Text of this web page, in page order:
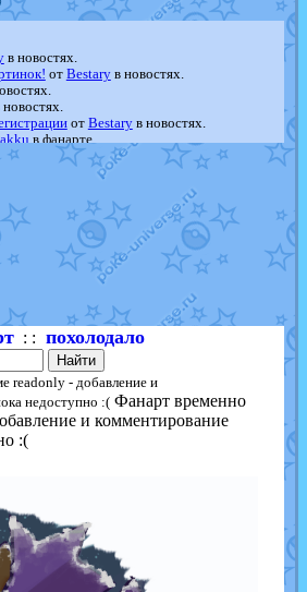
в новостях.
от Bestaryв новостях.
от Bestaryв новостях.
в фанарте.
в фанарте.
в фанарте.
в фанарте.
в фанарте.
: : похолодало
Найти
readonly - добавление и
недоступно :( Фанарт временно
и комментирование
:(